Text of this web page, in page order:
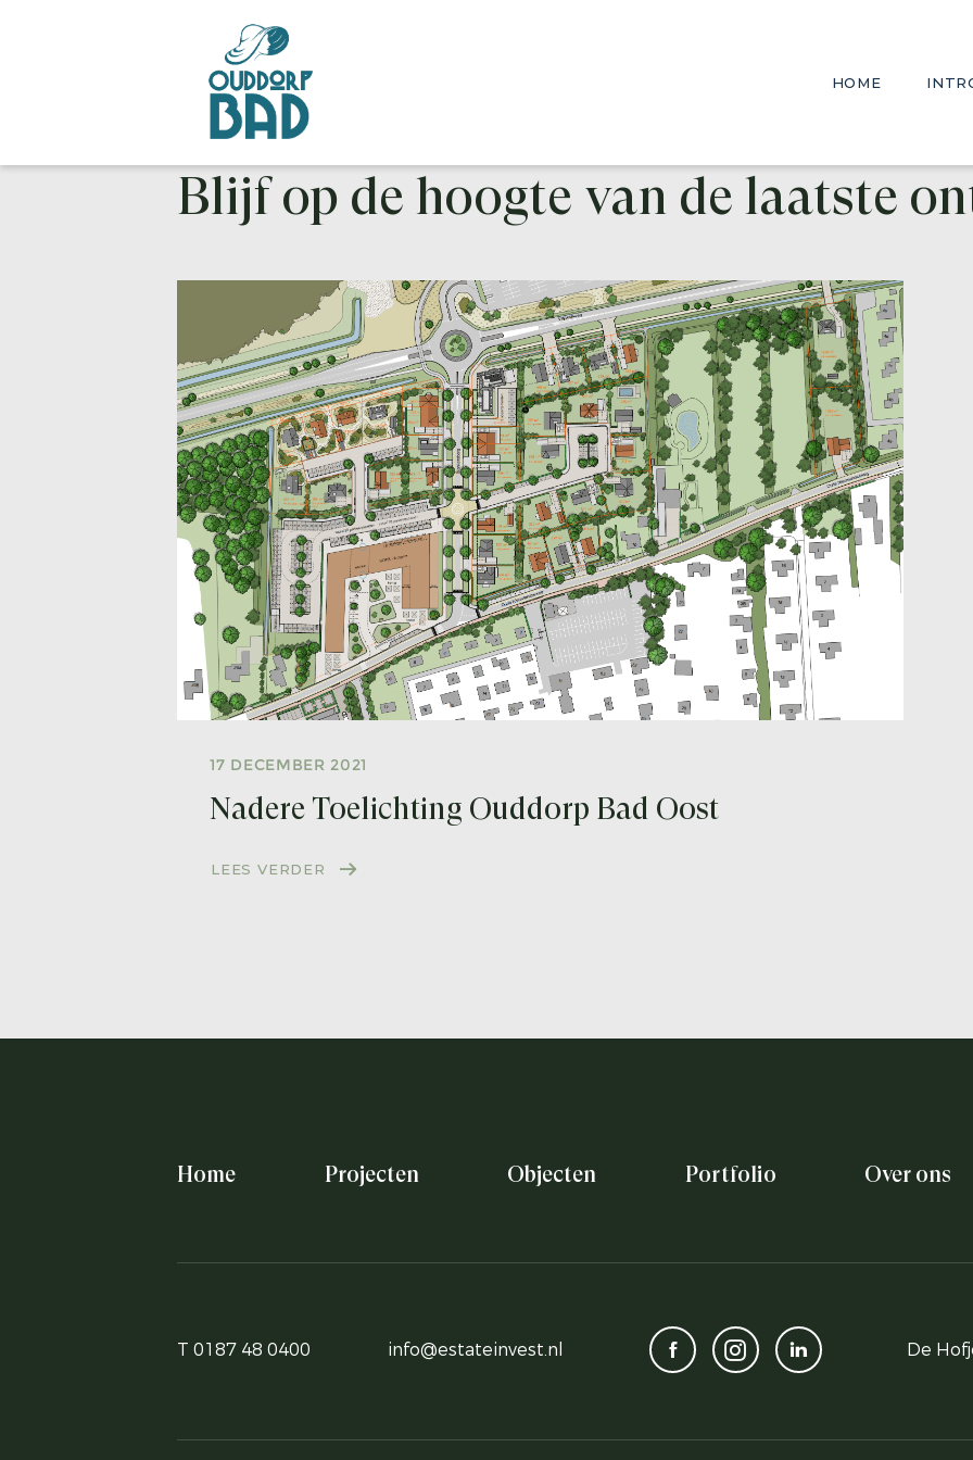
HOME
Hotel
Hotel De
NIEUWS
Blijf op de hoogte van de laatste
17 DECEMBER 2021
Nadere Toelichting Ouddorp Bad Oost
LEES VERDER
Home Projecten Objecten Portfolio Over ons
T 0187 48 0400 info@estateinvest.nl De